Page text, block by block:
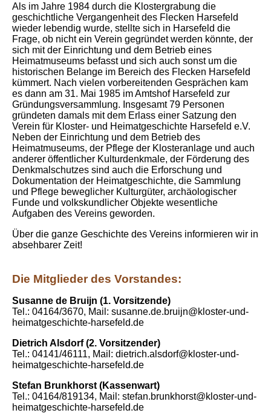
Als im Jahre 1984 durch die Klostergrabung die
geschichtliche Vergan­genheit des Flecken Harsefeld
wieder lebendig wurde, stellte sich in Harsefeld die
Frage, ob nicht ein Verein gegründet werden könnte, der
sich mit der Einrichtung und dem Betrieb eines
Heimatmuseums befasst und sich auch sonst um die
historischen Belange im Bereich des Flecken Harse­feld
kümmert. Nach vielen vorbereitenden Gesprächen kam
es dann am 31. Mai 1985 im Amtshof Harsefeld zur
Gründungsversammlung. Insgesamt 79 Personen
gründeten damals mit dem Erlass einer Satzung den
Verein für Kloster- und Heimatgeschichte Harsefeld e.V.
Neben der Einrichtung und dem Betrieb des
Heimatmuseums, der Pflege der Klosteranlage und auch
anderer öffentlicher Kulturdenkmale, der Förderung des
Denkmalschutzes sind auch die Erforschung und
Dokumentation der Heimatgeschichte, die Sammlung
und Pflege beweglicher Kulturgüter, archäologischer
Funde und volkskundlicher Objekte wesentliche
Aufgaben des Vereins geworden.
Über die ganze Geschichte des Vereins informieren wir in
absehbarer Zeit!
Die Mitglieder des Vorstandes:
Susanne de Bruijn (1. Vorsitzende)
Tel.: 04164/3670, Mail: susanne.de.bruijn@kloster-und-
heimatgeschichte-harsefeld.de
Dietrich Alsdorf (2. Vorsitzender)
Tel.: 04141/46111, Mail: dietrich.alsdorf@kloster-und-
heimatgeschichte-harsefeld.de
Stefan Brunkhorst (Kassenwart)
Tel.: 04164/819134, Mail: stefan.brunkhorst@kloster-und-
heimatgeschichte-harsefeld.de